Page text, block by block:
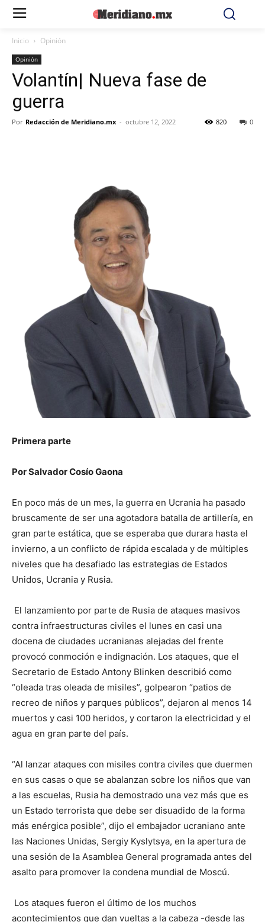
Inicio Opinión
Opinión
Volantín| Nueva fase de
guerra
Por Redacción de Meridiano.mx - octubre 12, 2022 0
820
Primera parte
Por Salvador Cosío Gaona
En poco más de un mes, la guerra en Ucrania ha pasado
bruscamente de ser una agotadora batalla de artillería, en
gran parte estática, que se esperaba que durara hasta el
invierno, a un conflicto de rápida escalada y de múltiples
niveles que ha desafiado las estrategias de Estados
Unidos, Ucrania y Rusia.
El lanzamiento por parte de Rusia de ataques masivos
contra infraestructuras civiles el lunes en casi una
docena de ciudades ucranianas alejadas del frente
provocó conmoción e indignación. Los ataques, que el
Secretario de Estado Antony Blinken describió como
“oleada tras oleada de misiles”, golpearon “patios de
recreo de niños y parques públicos”, dejaron al menos 14
muertos y casi 100 heridos, y cortaron la electricidad y el
agua en gran parte del país.
“Al lanzar ataques con misiles contra civiles que duermen
en sus casas o que se abalanzan sobre los niños que van
a las escuelas, Rusia ha demostrado una vez más que es
un Estado terrorista que debe ser disuadido de la forma
más enérgica posible”, dijo el embajador ucraniano ante
las Naciones Unidas, Sergiy Kyslytsya, en la apertura de
una sesión de la Asamblea General programada antes del
asalto para promover la condena mundial de Moscú.
Los ataques fueron el último de los muchos
acontecimientos que dan vueltas a la cabeza -desde las